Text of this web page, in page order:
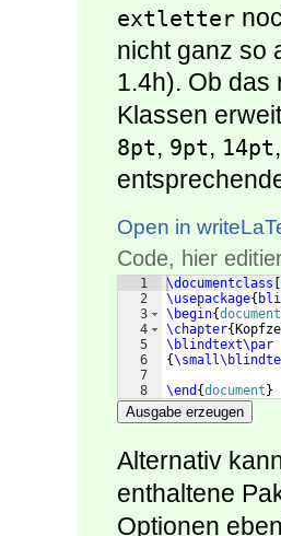
extletter
nicht ganz so
1.4h). Ob
Klassen
8pt, 9pt, 14pt,
Open in
Code, hier
1
2
3
4
5
6
7
8
\documentclass
\usepackage{
\begin{document
\chapter{
\blindtext\par
{
\end {document }
Ausgabe erzeugen
Alternativ
enthaltene
Optionen